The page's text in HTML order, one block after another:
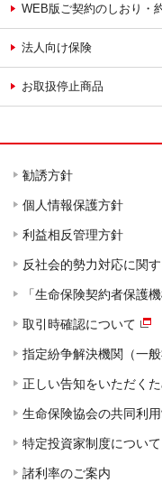
WEB版ご契約のしおり・
法人向け保険
お取扱停止商品
勧誘方針
個人情報保護方針
利益相反管理方針
反社会的勢力対応に関
「生命保険契約者保護
取引時確認について
指定紛争解決機関（一
正しい告知をいただく
生命保険協会の共同利
特定投資家制度について
諸利率のご案内